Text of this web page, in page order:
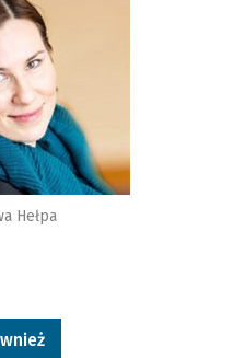
Hełpa